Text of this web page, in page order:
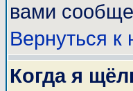
вами
Вернуться к
Когда я